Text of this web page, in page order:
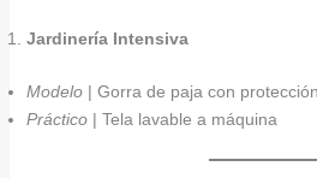
Jardinería Intensiva
Modelo| Gorra de paja con
Práctico| Tela lavable a máquina